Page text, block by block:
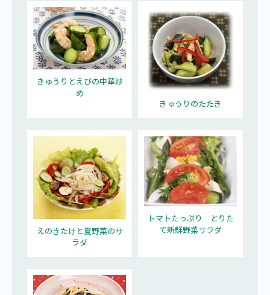
きゅうりとえびの中華炒
め
きゅうりのたたき
えのきたけと夏野菜のサ
ラダ
トマトたっぷり とりた
て新鮮野菜サラダ